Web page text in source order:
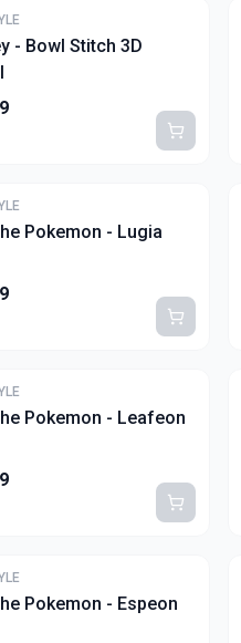
- Bowl Stitch 3D
Pokemon - Lugia
Pokemon - Leafeon
Pokemon - Espeon